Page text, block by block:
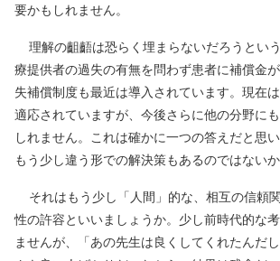
要かもしれません。
理解の齟齬は恐らく埋まらないだろうとい
療提供者の過失の有無を問わず患者に補償金
失補償制度も最近は導入されています。現在
適応されていますが、今後さらに他の分野に
しれません。これは確かに一つの答えだと思
もう少し違う形での解決策もあるのではないか
それはもう少し「人間」的な、相互の信頼
性の許容といいましょうか。少し前時代的な
ませんが、「あの先生は良くしてくれたんだ